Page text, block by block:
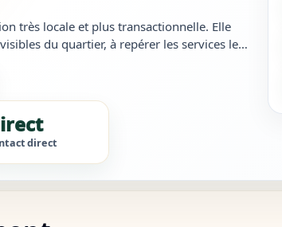
très locale et plus transactionnelle. Elle
du quartier, à repérer les services les
résultats trop g...
direct